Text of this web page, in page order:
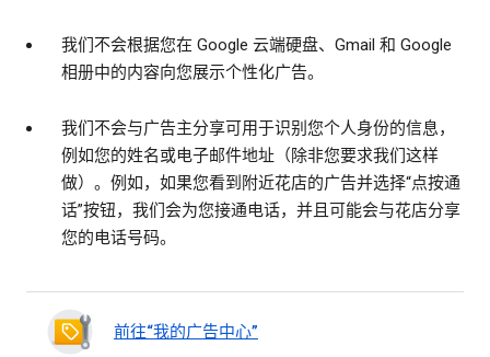
我们不会根据您在 Google 云端硬盘、Gmail 和 Google
相册中的内容向您展示个性化广告。
我们不会与广告主分享可用于识别您个人身份的信息，
例如您的姓名或电子邮件地址（除非您要求我们这样
做）。例如，如果您看到附近花店的广告并选择“点按通
话”按钮，我们会为您接通电话，并且可能会与花店分享
您的电话号码。
前往“我的广告中心”